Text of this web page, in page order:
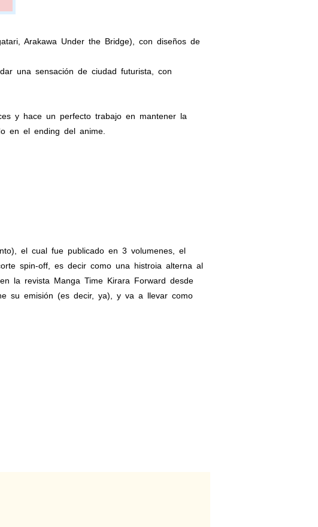
Arakawa Under the Bridge), con diseños de
una sensación de ciudad futurista, con
y hace un perfecto trabajo en mantener la
en el ending del anime.
el cual fue publicado en 3 volumenes, el
spin-off, es decir como una histroia alterna al
la revista Manga Time Kirara Forward desde
su emisión (es decir, ya), y va a llevar como